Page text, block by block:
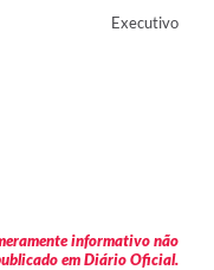
Executivo
informativo não
em Diário Oficial.